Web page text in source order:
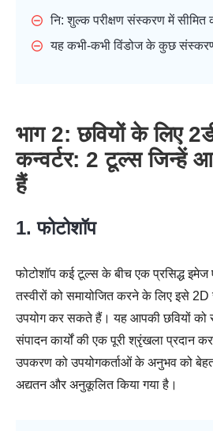
नि: शुल्क परीक्षण संस्करण में सीमित
यह कभी-कभी विंडोज के कुछ
भाग 2: छवियों के लिए
कन्वर्टर: 2 टूल्स
हैं
1. फोटोशॉप
फोटोशॉप कई टूल्स के बीच एक प्रसिद्ध
तस्वीरों को समायोजित करने के लिए इसे
उपयोग कर सकते हैं। यह आपकी छवियों को
संपादन कार्यों की एक पूरी श्रृंखला प्रदान
उपकरण को उपयोगकर्ताओं के अनुभव को
अद्यतन और अनुकूलित किया गया है।